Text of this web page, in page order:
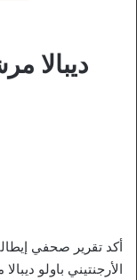
ديبالا
أكد تقرير صحفي
الأرجنتيني باولو